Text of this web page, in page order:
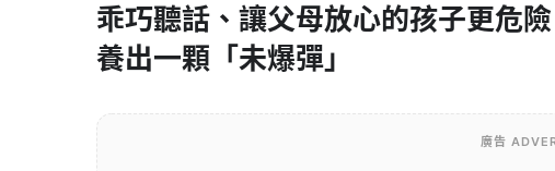
乖巧聽話、讓父母放心的孩子更危
養出一顆「未爆彈」
廣告